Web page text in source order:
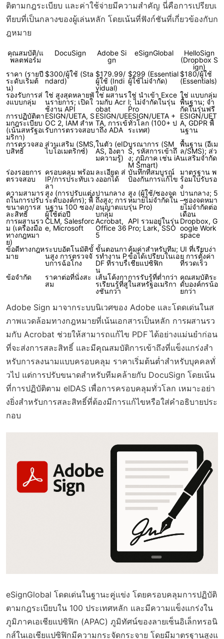
ติตามกฎระเบียบ และค่าใช้จ่ายมีความสำคัญ นี่คือการเปรียบเ
ทียบที่เป็นกลางของผู้เล่นหลัก โดยเน้นที่ฟังก์ชันที่เกี่ยวข้องกับก
ฎหมาย
คุณสมบัติ/แ
พลตฟอร์ม
DocuSign
Adobe Si
gn
eSignGlobal
HelloSign
(Dropbox S
ign)
ราคา (รายปี
ระดับเริ่มต้
น)
$300/ผู้ใช้ (Sta
ndard)
$179.99/
ผู้ใช้ (Indi
vidual)
$299 (Essential
ผู้ใช้ไม่จำกัด)
$180/ผู้ใช้
(Essentials)
รองรับการส่
งแบบกลุ่ม
ใช่ สูงสุดหลายพั
นรายการ; เปิดใ
ช้งาน API
ใช่ ผสานร
วมกับ Acr
obat
ใช่ นำเข้า Exce
l; ไม่จำกัดในรุ่น
Pro
ใช่ แบบกลุ่ม
พื้นฐาน; จำ
กัดในรุ่นฟรี
การปฏิบัติตา
มกฎระเบียบ
(เน้นสหรัฐอเ
มริกา)
ESIGN/UETA, S
OC 2, IAM สำห
รับการตรวจสอบ
ESIGN/UE
TA, การเข้
าถึง ADA
ESIGN/UETA +
ทั่วโลก (100+ ป
ระเทศ)
ESIGN/UET
A, GDPR พื้
นฐาน
การตรวจสอ
บสิทธิ์
ส่วนเสริม (SMS,
ไบโอเมตริกซ์)
ในตัว (eID
AS, อิงตา
มความรู้)
บูรณาการ (SM
S, รหัสการเข้าถึ
ง; ภูมิภาค เช่น iA
M Smart)
พื้นฐาน (อีเม
ล/SMS); ส่ว
นเสริมจำกัด
ร่องรอยการ
ตรวจสอบ
ครอบคลุม พร้อม
IP/การประทับเว
ลา
ละเอียด ส่
งออกได้
บันทึกที่สมบูรณ์
ป้องกันการแก้ไข
มาตรฐาน พ
ร้อมใบรับรอ
ง
ความสามาร
ถในการปรับ
ขนาดการส
ละสิทธิ์
สูง (การปรับแต่ง
ระดับองค์กร); พื้
นฐาน 100 ซอง/
ผู้ใช้ต่อปี
ปานกลาง
ถึงสูง; การ
อนุญาตแบ
บกลุ่ม
สูง (ผู้ใช้/ซองจด
หมายไม่จำกัดใน
รุ่น Pro)
ปานกลาง; 5
–ซองจดหมา
ยไม่จำกัดต่อ
เดือน
การผสานรว
ม (เครื่องมือ
ทางกฎหมา
ย)
CLM, Salesforc
e, Microsoft
Acrobat,
Office 36
5
API รวมอยู่ในรุ่น
Pro; Lark, SSO
Dropbox, G
oogle Work
space
ข้อดีทางกฎห
มาย
ระบบอัตโนมัติขั้
นสูง การตรวจจั
บการฉ้อโกง
ขั้นตอนกา
รทำงาน P
DF ที่ราบรื่
น
คุ้มค่าสำหรับทีม;
ข้อได้เปรียบในเอ
เชียแปซิฟิก
UI ที่เรียบง่า
ย การตั้งค่า
ที่รวดเร็ว
ข้อจำกัด
ราคาต่อที่นั่งสะ
สม
เส้นโค้งกา
รเรียนรู้ที่สู
งชันกว่า
การรับรู้ที่ต่ำกว่า
ในสหรัฐอเมริกา
คุณสมบัติระ
ดับองค์กรน้อ
ยกว่า
Adobe Sign มาจากระบบนิเวศของ Adobe และโดดเด่นในส
ภาพแวดล้อมทางกฎหมายที่เน้นเอกสารเป็นหลัก การผสานรว
มกับ Acrobat ช่วยให้สามารถแก้ไข PDF ได้อย่างแม่นยำก่อน
ที่จะส่งการสละสิทธิ์ และมีคุณสมบัติการเข้าถึงที่แข็งแกร่งสำ
หรับการลงนามแบบครอบคลุม ราคาเริ่มต้นต่ำสำหรับบุคคลทั่
วไป แต่การปรับขนาดสำหรับทีมคล้ายกับ DocuSign โดยเน้น
ที่การปฏิบัติตาม eIDAS เพื่อการครอบคลุมทั่วโลก เหมาะอย่า
งยิ่งสำหรับการสละสิทธิ์ที่ต้องมีการแก้ไขหรือใส่คำอธิบายประ
กอบ
eSignGlobal โดดเด่นในฐานะคู่แข่ง โดยครอบคลุมการปฏิบัติ
ตามกฎระเบียบใน 100 ประเทศหลัก และมีความแข็งแกร่งใน
ภูมิภาคเอเชียแปซิฟิก (APAC) ภูมิทัศน์ของลายเซ็นอิเล็กทรอนิ
กส์ในเอเชียแปซิฟิกมีความกระจัดกระจาย โดยมีมาตรฐานสูงแ